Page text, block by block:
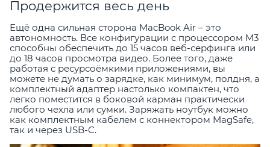
Продержится весь день
Ещё одна сильная сторона MacBook Air – это
автономность. Все конфигурации с процессором M3
способны обеспечить до 15 часов веб-серфинга или
до 18 часов просмотра видео. Более того, даже
работая с ресурсоёмкими приложениями, вы
можете не думать о зарядке, как минимум, полдня, а
комплектный адаптер настолько компактен, что
легко поместится в боковой карман практически
любого чехла или сумки. Заряжать ноутбук можно
как комплектным кабелем с коннектором MagSafe,
так и через USB-C.